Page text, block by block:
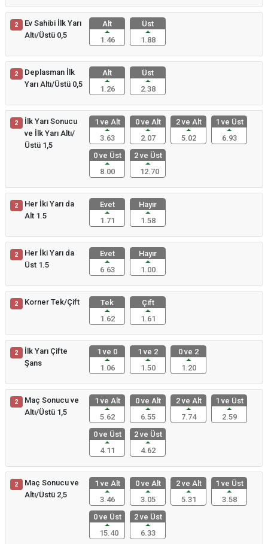
2
Ev Sahibi İlk Yarı
Altı/Üstü 0,5
Alt
1.46
Üst
1.88
2
Deplasman İlk
Yarı Altı/Üstü 0,5
Alt
1.26
Üst
2.38
2
İlk Yarı Sonucu
ve İlk Yarı Altı/
Üstü 1,5
1 ve Alt
3.63
0 ve Alt
2.07
2 ve Alt
5.02
1 ve Üst
6.93
0 ve Üst
8.00
2 ve Üst
12.70
2
Her İki Yarı da
Alt 1.5
Evet
1.71
Hayır
1.58
2
Her İki Yarı da
Üst 1.5
Evet
6.63
Hayır
1.00
2 Korner Tek/Çift
Tek
1.62
Çift
1.61
2
İlk Yarı Çifte
Şans
1 ve 0
1.06
1 ve 2
1.50
0 ve 2
1.20
2
Maç Sonucu ve
Altı/Üstü 1,5
1 ve Alt
5.62
0 ve Alt
6.55
2 ve Alt
7.74
1 ve Üst
2.59
0 ve Üst
4.11
2 ve Üst
4.62
2
Maç Sonucu ve
Altı/Üstü 2,5
1 ve Alt
3.46
0 ve Alt
3.05
2 ve Alt
5.31
1 ve Üst
3.58
0 ve Üst
15.40
2 ve Üst
6.33